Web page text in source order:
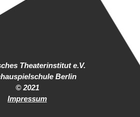
Theaterinstitut e.V.
Berlin
© 2021
Impressum